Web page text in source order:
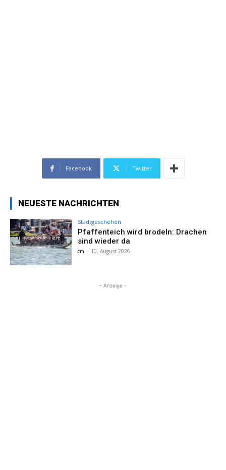
Facebook Twitter
NEUESTE NACHRICHTEN
Stadtgeschehen
Pfaffenteich wird brodeln: Drachen
sind wieder da
cm - 10. August 2026
- Anzeige -